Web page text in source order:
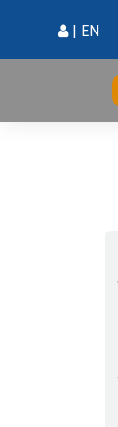
EN
|